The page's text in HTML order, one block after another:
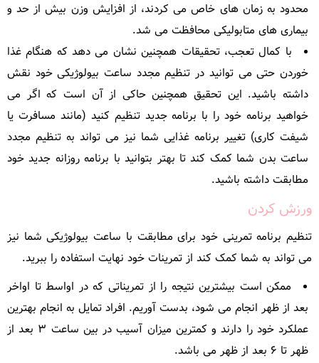
محدود به زمان های خاص می کردند، از افزایش وزن بیش از حد و
بیماری های متابولیکی محافظت می شد.
با کمال تعجب، تحقیقات همچنین نشان می دهد که هنگام غذا
خوردن حتی می توانید در تنظیم مجدد ساعت بیولوژیکی خود نقش
داشته باشید. این تحقیق همچنین حاکی از آن است که اگر می
خواهید برنامه خود را با برنامه جدید تنظیم کنید (مانند مسافرت یا
شیفت کاری) تغییر برنامه غذایی شما نیز می تواند به تنظیم مجدد
ساعت بدن شما کمک کند تا بهتر بتوانید با برنامه روزانه جدید خود
مطابقت داشته باشید.
ورزش کردن
تنظیم برنامه تمرینی خود برای مطابقت با ساعت بیولوژیکی شما نیز
می تواند به شما کمک کند از تمرینات خود نهایت استفاده را ببرید.
ممکن است بیشترین نتیجه را از تمریناتی که در اواسط تا اواخر
بعد از ظهر انجام می شود، بدست آوریم. افراد تمایل به انجام بهترین
عملکرد خود را دارند و کمترین میزان آسیب در بین ساعت ۳ بعد از
ظهر تا ۶ بعد از ظهر می باشد.